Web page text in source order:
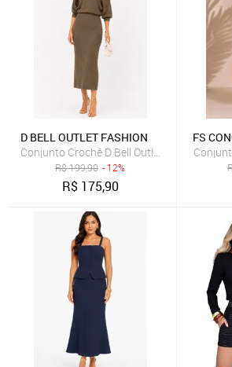
D BELL OUTLET FASHION
Conjunto Crochê D Bell Outlet Fashion
R$199,90 - 12%
R$ 175,90
FS